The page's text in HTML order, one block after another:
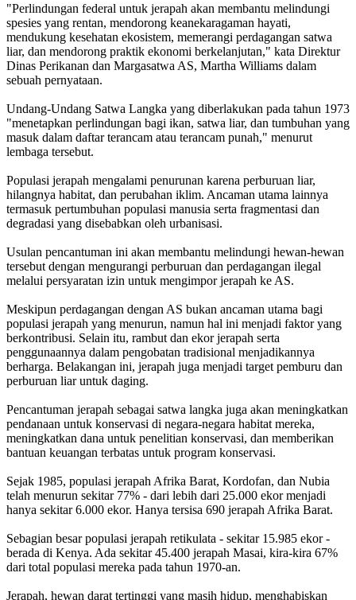
"Perlindungan federal untuk jerapah akan membantu melindungi
spesies yang rentan, mendorong keanekaragaman hayati,
mendukung kesehatan ekosistem, memerangi perdagangan satwa
liar, dan mendorong praktik ekonomi berkelanjutan," kata Direktur
Dinas Perikanan dan Margasatwa AS, Martha Williams dalam
sebuah pernyataan.
Undang-Undang Satwa Langka yang diberlakukan pada tahun 1973
"menetapkan perlindungan bagi ikan, satwa liar, dan tumbuhan yang
masuk dalam daftar terancam atau terancam punah," menurut
lembaga tersebut.
Populasi jerapah mengalami penurunan karena perburuan liar,
hilangnya habitat, dan perubahan iklim. Ancaman utama lainnya
termasuk pertumbuhan populasi manusia serta fragmentasi dan
degradasi yang disebabkan oleh urbanisasi.
Usulan pencantuman ini akan membantu melindungi hewan-hewan
tersebut dengan mengurangi perburuan dan perdagangan ilegal
melalui persyaratan izin untuk mengimpor jerapah ke AS.
Meskipun perdagangan dengan AS bukan ancaman utama bagi
populasi jerapah yang menurun, namun hal ini menjadi faktor yang
berkontribusi. Selain itu, rambut dan ekor jerapah serta
penggunaannya dalam pengobatan tradisional menjadikannya
berharga. Belakangan ini, jerapah juga menjadi target pemburu dan
perburuan liar untuk daging.
Pencantuman jerapah sebagai satwa langka juga akan meningkatkan
pendanaan untuk konservasi di negara-negara habitat mereka,
meningkatkan dana untuk penelitian konservasi, dan memberikan
bantuan keuangan terbatas untuk program konservasi.
Sejak 1985, populasi jerapah Afrika Barat, Kordofan, dan Nubia
telah menurun sekitar 77% - dari lebih dari 25.000 ekor menjadi
hanya sekitar 6.000 ekor. Hanya tersisa 690 jerapah Afrika Barat.
Sebagian besar populasi jerapah retikulata - sekitar 15.985 ekor -
berada di Kenya. Ada sekitar 45.400 jerapah Masai, kira-kira 67%
dari total populasi mereka pada tahun 1970-an.
Jerapah, hewan darat tertinggi yang masih hidup, menghabiskan